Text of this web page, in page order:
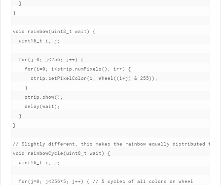
  }
}
void rainbow(uint8_t wait) {
  uint16_t i, j;
  for(j=0; j<256; j++) {
    for(i=0; i<strip.numPixels(); i++) {
      strip.setPixelColor(i, Wheel((i+j) & 255));
    }
    strip.show();
    delay(wait);
  }
}
// Slightly different, this makes the rainbow equally distributed
void rainbowCycle(uint8_t wait) {
  uint16_t i, j;
  for(j=0; j<256*5; j++) { // 5 cycles of all colors on wheel